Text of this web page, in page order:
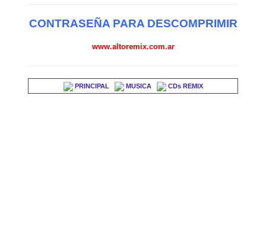
CONTRASEÑA PARA DESCOMPRIMIR
www.altoremix.com.ar
PRINCIPAL MUSICA CDs REMIX